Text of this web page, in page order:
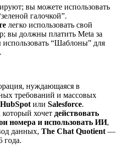
вы можете использовать
галочкой”.
легко использовать свой
вы должны платить Meta за
“Шаблоны” для
нуждающаяся в
требований и массовых
HubSpot или Salesforce.
хочет действовать
номера и использовать ИИ,
данных, The Chat Quotient —
года.